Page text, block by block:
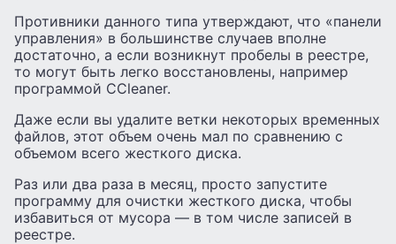
Противники данного типа утверждают, что «панели
управления» в большинстве случаев вполне
достаточно, а если возникнут пробелы в реестре,
то могут быть легко восстановлены, например
программой CCleaner.
Даже если вы удалите ветки некоторых временных
файлов, этот объем очень мал по сравнению с
объемом всего жесткого диска.
Раз или два раза в месяц, просто запустите
программу для очистки жесткого диска, чтобы
избавиться от мусора — в том числе записей в
реестре.